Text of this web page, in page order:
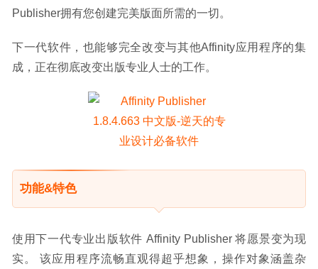
Publisher拥有您创建完美版面所需的一切。
下一代软件，也能够完全改变与其他Affinity应用程序的集
成，正在彻底改变出版专业人士的工作。
功能&特色
使用下一代专业出版软件 Affinity Publisher 将愿景变为现
实。 该应用程序流畅直观得超乎想象，操作对象涵盖杂